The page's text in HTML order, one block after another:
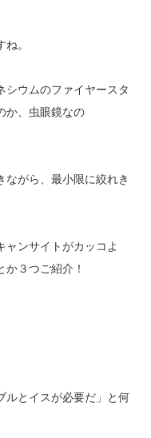
。
シウムのファイヤースタ
か、虫眼鏡なの
ながら、最小限に絞れき
ャンサイトがカッコよ
３つご紹介！
ルとイスが必要だ」と何